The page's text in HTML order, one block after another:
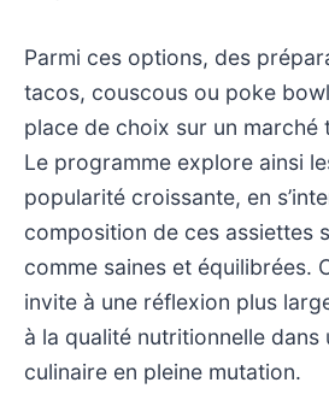
Parmi ces options, des
tacos, couscous ou poke
place de choix sur un marché
Le programme explore ainsi
popularité croissante, en
composition de ces assiettes
comme saines et équilibrées.
invite à une réflexion plus
à la qualité nutritionnelle dans
culinaire en pleine mutation.